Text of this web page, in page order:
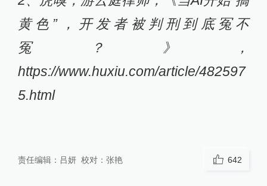
黄色”，开发者被判刑到底冤不
冤？》，
https://www.huxiu.com/article/482597
5.html
责任编辑： 吕妍 校对： 张艳 642